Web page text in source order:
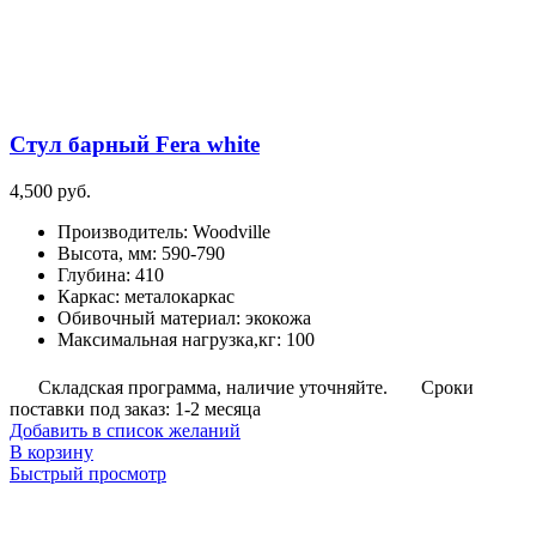
Стул барный Fera white
4,500 руб.
Производитель: Woodville
Высота, мм: 590-790
Глубина: 410
Каркас: металокаркас
Обивочный материал: экокожа
Максимальная нагрузка,кг: 100
Складская программа, наличие уточняйте.
Сроки
поставки под заказ: 1-2 месяца
Добавить в список желаний
В корзину
Быстрый просмотр